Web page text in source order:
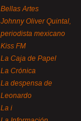
Bellas Artes
Johnny Oliver Quintal,
periodista mexicano
Kiss FM
La Caja de Papel
La Crónica
La despensa de
Leonardo
La i